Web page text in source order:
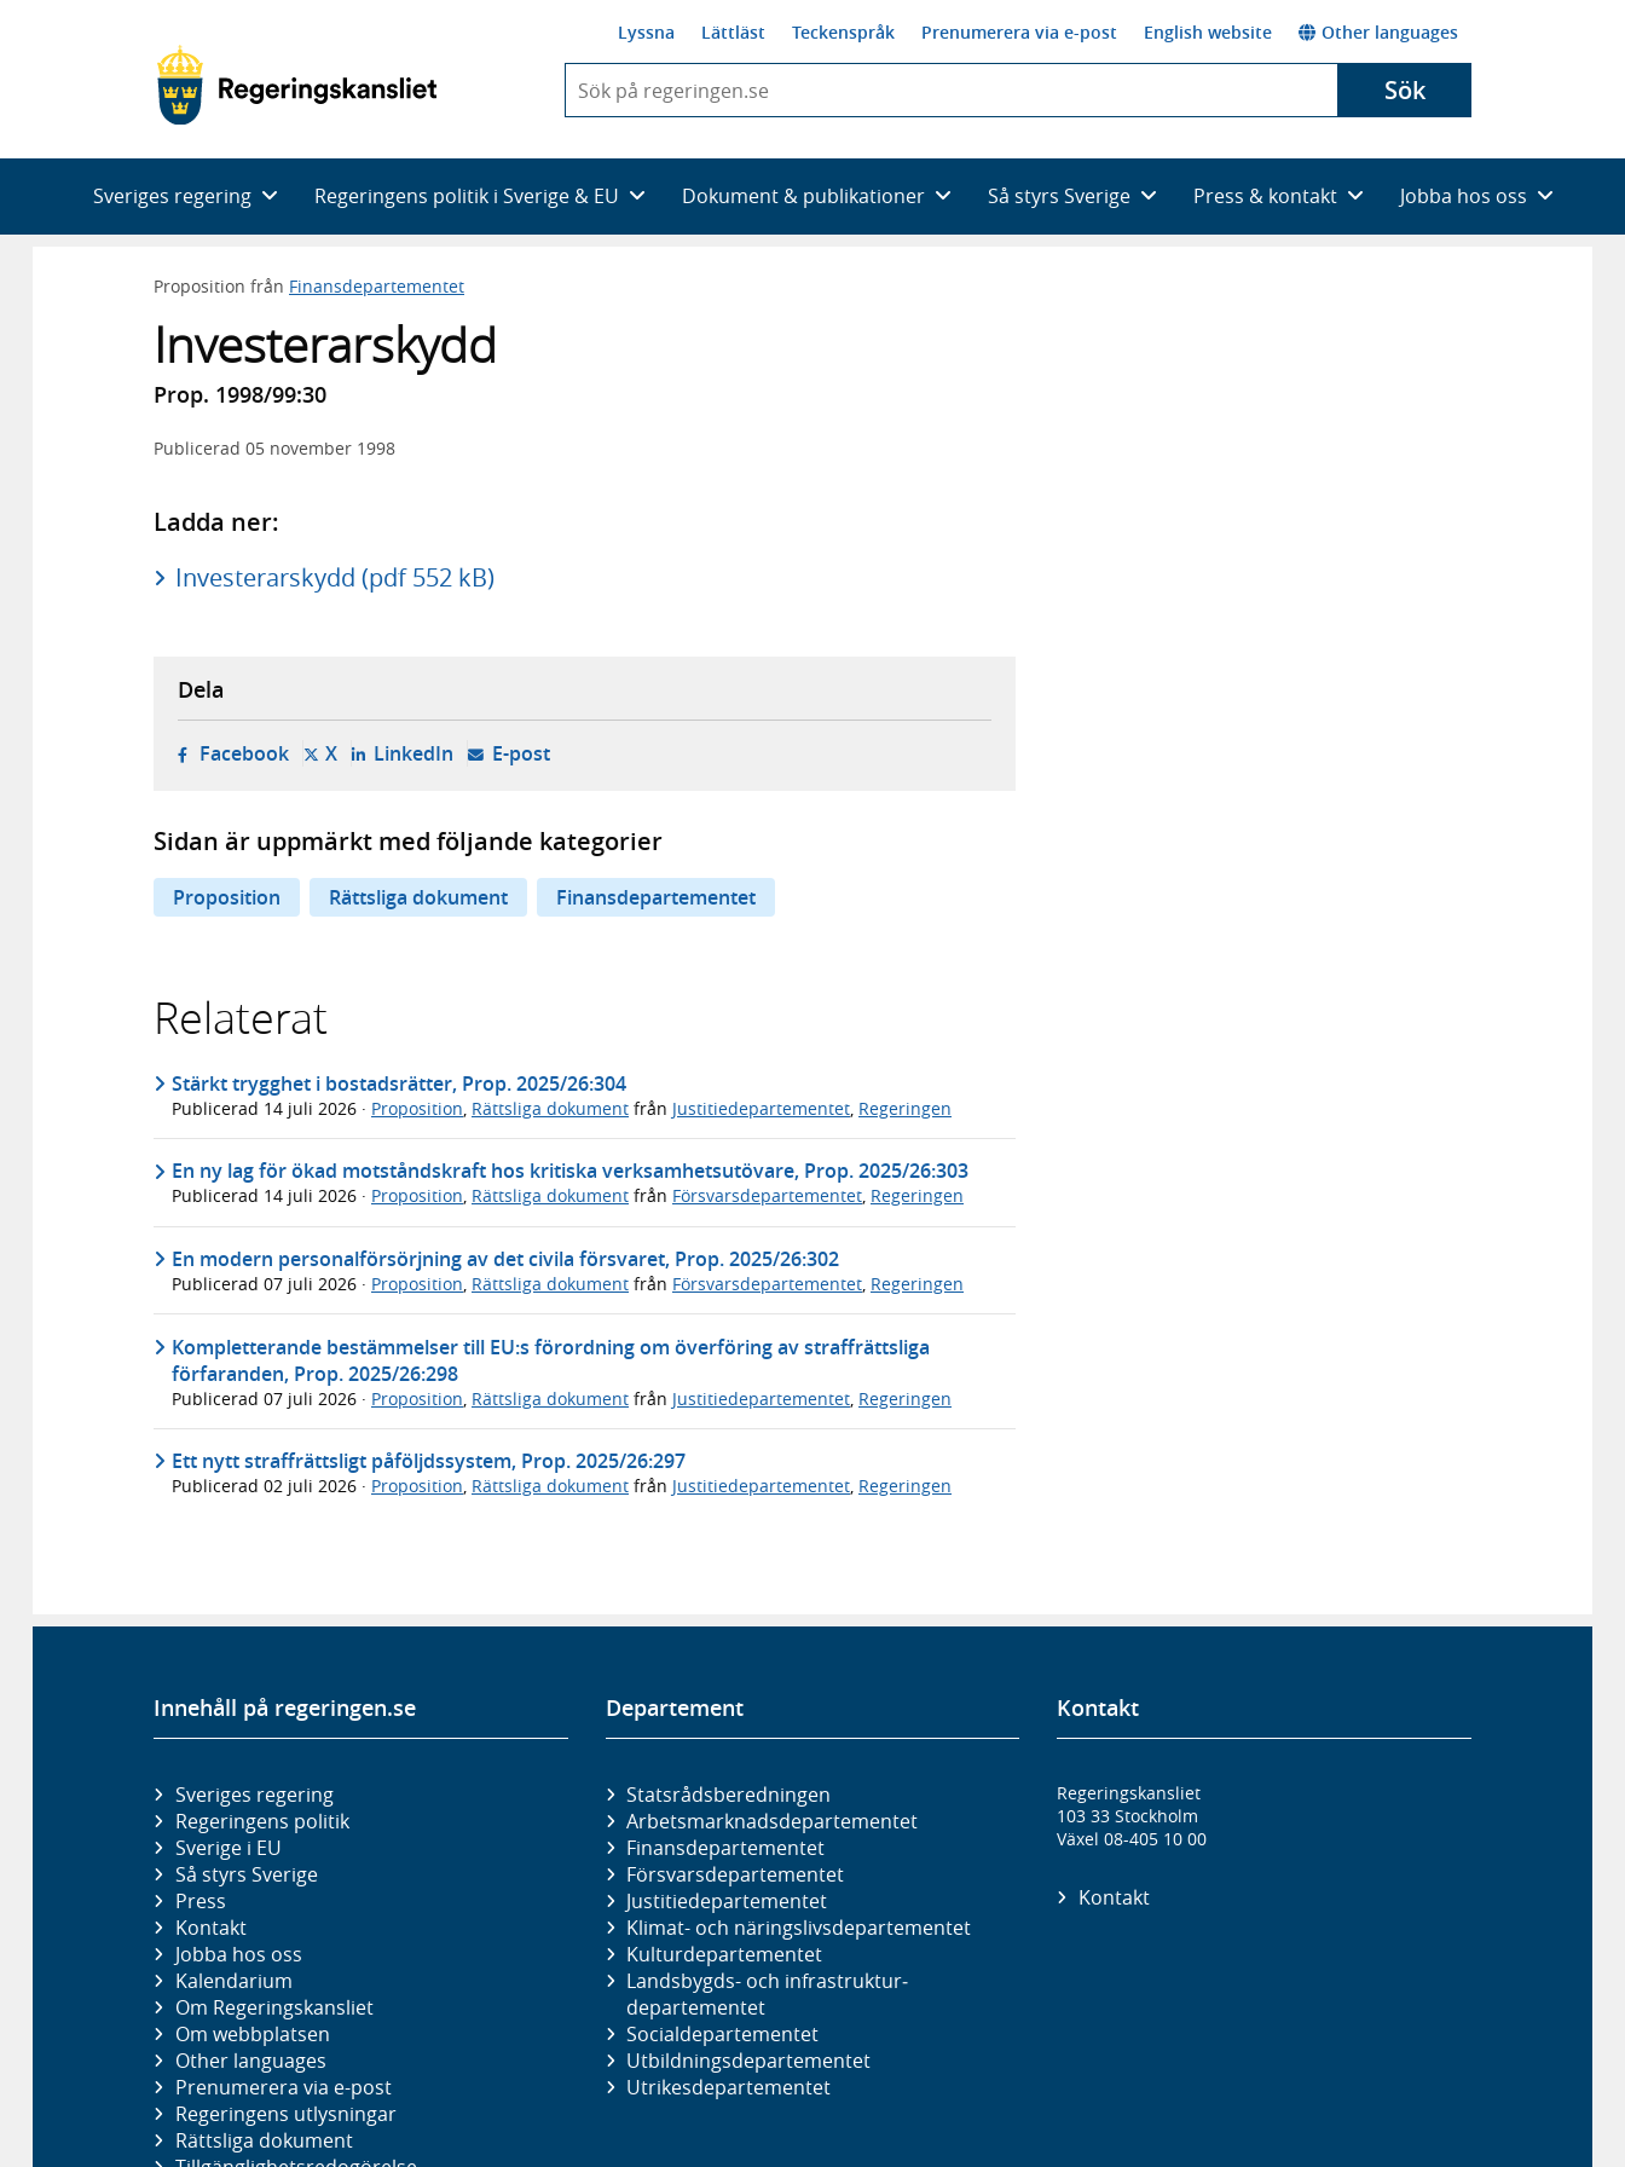
Lyssna Lättläst Teckenspråk Prenumerera via e-post English website Other languages
du
skriva
framträder
en
Sök
Sveriges regering Regeringens politik i Sverige & EU Dokument & publikationer Så styrs Sverige Press & kontakt Jobba hos oss
Proposition från Finansdepartementet
Investerarskydd
Prop. 1998/99:30
Publicerad 05 november 1998
Ladda ner:
Investerarskydd (pdf 552 kB)
Dela
Facebook- öppnas i ny flik, extern webbplats,
X- öppnas i ny flik, extern webbplats,
LinkedIn- öppnas i ny flik, extern webbplats,
E-post- öppnar din e-postklient,
Sidan är uppmärkt med följande kategorier
Proposition Rättsliga dokument Finansdepartementet
Relaterat
Stärkt trygghet i bostadsrätter, Prop. 2025/26:304
Publicerad 14 juli 2026 · Proposition Rättsliga dokument från Justitiedepartementet Regeringen
En ny lag för ökad motståndskraft hos kritiska verksamhetsutövare, Prop. 2025/26:303
Publicerad 14 juli 2026 · Proposition, Rättsliga dokument från Försvarsdepartementet, Regeringen
En modern personalförsörjning av det civila försvaret, Prop. 2025/26:302
Publicerad 07 juli 2026 · Proposition, Rättsliga dokument från Försvarsdepartementet, Regeringen
Kompletterande bestämmelser till EU:s förordning om överföring av straffrättsliga
förfaranden, Prop. 2025/26:298
Publicerad 07 juli 2026 · Proposition Rättsliga dokument från Justitiedepartementet Regeringen
Ett nytt straffrättsligt påföljdssystem, Prop. 2025/26:297
Publicerad 02 juli 2026 · Proposition, Rättsliga dokument från Justitiedepartementet, Regeringen
Innehåll på regeringen.se
Sveriges regering
Regeringens politik
Sverige i EU
Så styrs Sverige
Press
Kontakt
Jobba hos oss
Kalendarium
Om Regeringskansliet
Om webbplatsen
Other languages
Prenumerera via e-post
Regeringens utlysningar
Rättsliga dokument
Departement
Statsrådsberedningen
Arbetsmarknads­departementet
Finans­departementet
Försvars­departementet
Justitie­departementet
Klimat- och näringslivs­departementet
Kultur­departementet
Landsbygds- och infrastruktur­
departementet
Social­departementet
Utbildnings­departementet
Utrikes­departementet
Kontakt
Regeringskansliet
103 33 Stockholm
Växel 08-405 10 00
Kontakt